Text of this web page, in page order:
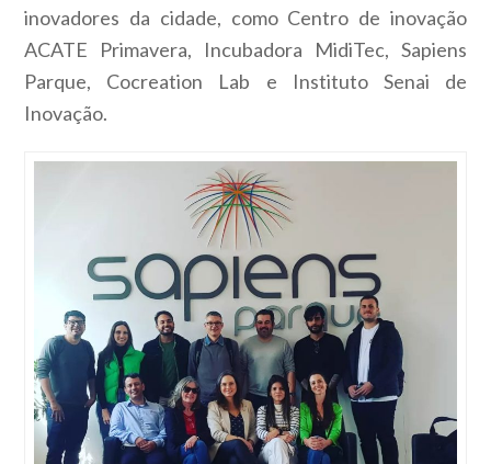
inovadores da cidade, como Centro de inovação
ACATE Primavera, Incubadora MidiTec, Sapiens
Parque, Cocreation Lab e Instituto Senai de
Inovação.